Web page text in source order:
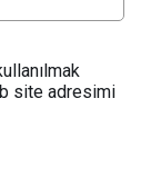
site adresimi